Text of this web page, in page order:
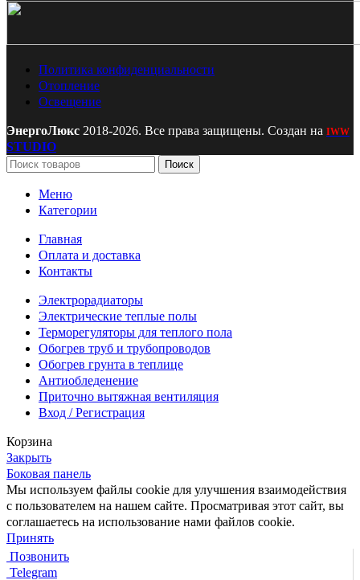
Политика конфиденциальности
Отопление
Освещение
ЭнергоЛюкс 2018-2026. Все права защищены. Создан на IWW
STUDIO
Поиск
Меню
Категории
Главная
Оплата и доставка
Контакты
Электрорадиаторы
Электрические теплые полы
Терморегуляторы для теплого пола
Обогрев труб и трубопроводов
Обогрев грунта в теплице
Антиобледенение
Приточно вытяжная вентиляция
Вход / Регистрация
Корзина
Закрыть
Боковая панель
Мы используем файлы cookie для улучшения взаимодействия
с пользователем на нашем сайте. Просматривая этот сайт, вы
соглашаетесь на использование нами файлов cookie.
Принять
Позвонить
Telegram